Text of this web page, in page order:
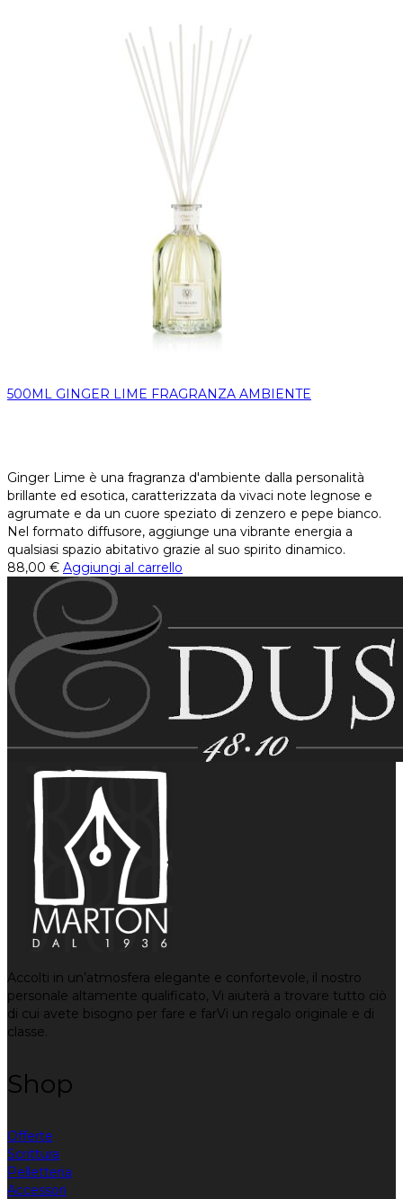
500ML GINGER LIME FRAGRANZA AMBIENTE
Ginger Lime è una fragranza d'ambiente dalla personalità
brillante ed esotica, caratterizzata da vivaci note legnose e
agrumate e da un cuore speziato di zenzero e pepe bianco.
Nel formato diffusore, aggiunge una vibrante energia a
qualsiasi spazio abitativo grazie al suo spirito dinamico.
88,00 € Aggiungi al carrello
Accolti in un’atmosfera elegante e confortevole, il nostro
personale altamente qualificato, Vi aiuterà a trovare tutto ciò
di cui avete bisogno per fare e farVi un regalo originale e di
classe.
Shop
Offerte
Scrittura
Pelletteria
Accessori